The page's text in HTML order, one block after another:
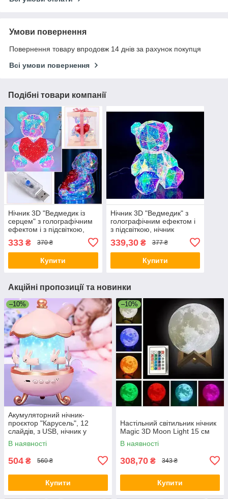
Умови повернення
Повернення товару впродовж 14 днів за рахунок покупця
Всі умови повернення
Подібні товари компанії
Нічник 3D "Ведмедик із
серцем" з голографічним
ефектом і з підсвіткою,
світильник 3d з червоним
серцем
333 ₴ 370 ₴
Купити
Нічник 3D "Ведмедик" з
голографічним ефектом і
з підсвіткою, нічник
ведмедик led світильник
3d 17 × 14 см
339,30₴ 377 ₴
Купити
Акційні пропозиції та новинки
–10%
Акумуляторний нічник-
проєктор "Карусель", 12
слайдів, з USB, нічник у
дитячу кімнату з магічною
підсвіткою
В наявності
504 ₴ 560 ₴
Купити
–10%
Настільний світильник нічник
Magic 3D Moon Light 15 см
В наявності
308,70 ₴ 343 ₴
Купити